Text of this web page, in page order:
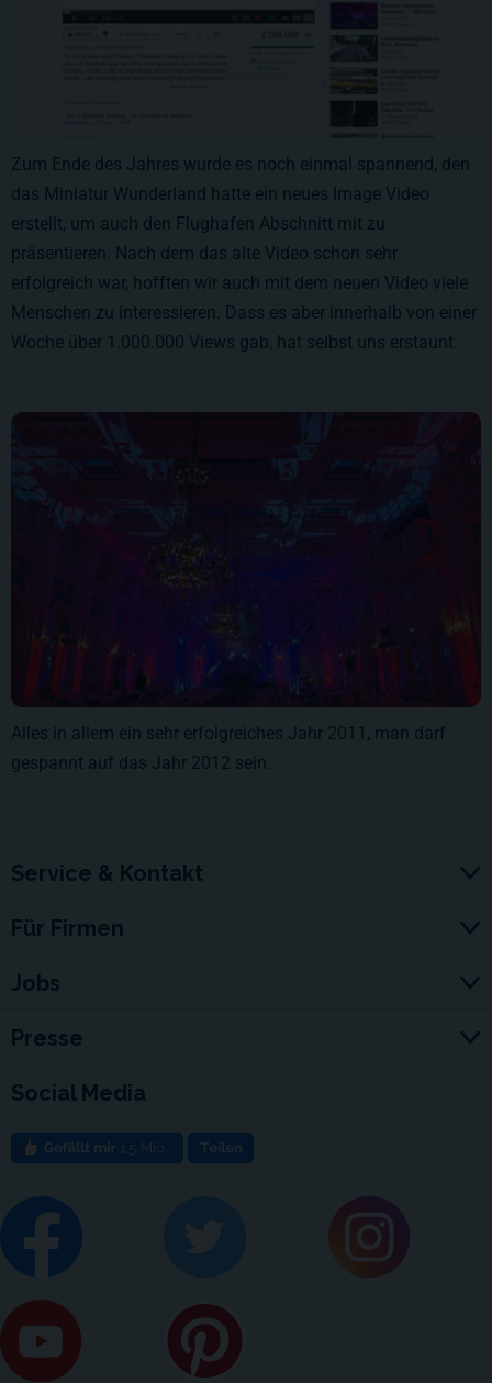
Zum Ende des Jahres wurde es noch einmal spannend, den
das Miniatur Wunderland hatte ein neues Image Video
erstellt, um auch den Flughafen Abschnitt mit zu
präsentieren. Nach dem das alte Video schon sehr
erfolgreich war, hofften wir auch mit dem neuen Video viele
Menschen zu interessieren. Dass es aber innerhalb von einer
Woche über 1.000.000 Views gab, hat selbst uns erstaunt.
Alles in allem ein sehr erfolgreiches Jahr 2011, man darf
gespannt auf das Jahr 2012 sein.
Service & Kontakt
Für Firmen
Jobs
Presse
Social Media